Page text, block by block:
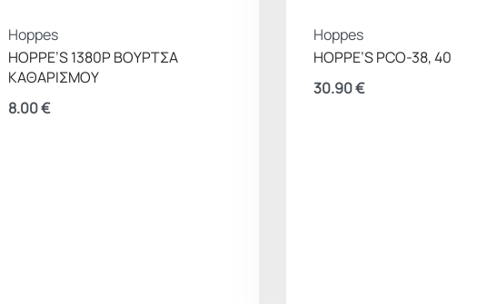
Hoppes
HOPPE’S 1380P ΒΟΥΡΤΣΑ
ΚΑΘΑΡΙΣΜΟΥ
8.00€
Hoppes
HOPPE’S PCO-38, 40
30.90€